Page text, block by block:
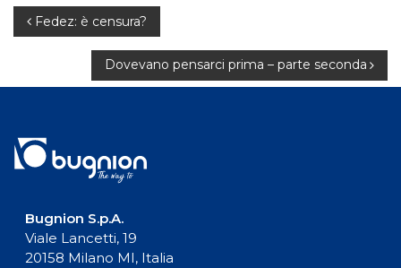
Navigazione
Fedez: è censura?
Dovevano pensarci prima – parte seconda
Bugnion S.p.A.
Viale Lancetti, 19
20158 Milano MI, Italia